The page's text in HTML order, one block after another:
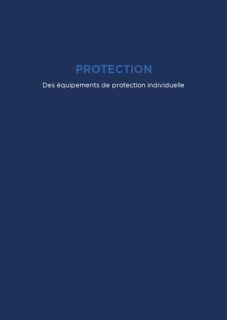
PROTECTION
Des équipements de protection individuelle